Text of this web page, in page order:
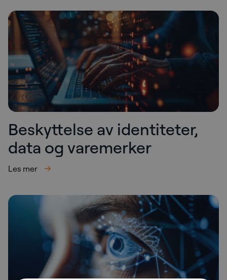
Beskyttelse av identiteter,
data og varemerker
Les mer